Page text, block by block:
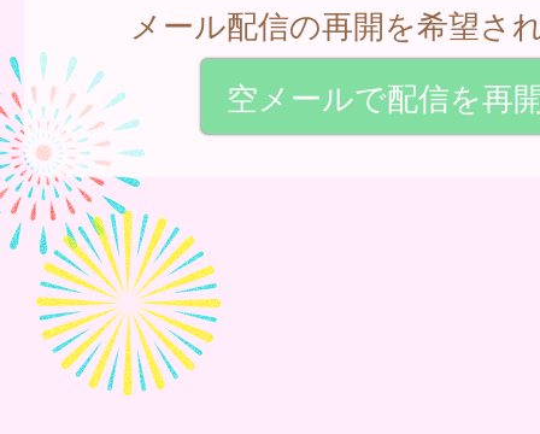
メール配信の再開を希望さ
空メールで配信を再